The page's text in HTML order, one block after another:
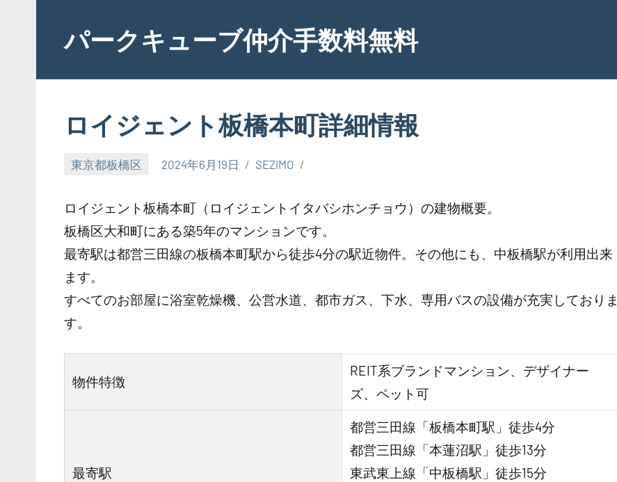
contentパークキューブ仲介手数料無料
ロイジェント板橋本町詳細情報
東京都板橋区 2024年6月19日 SEZIMO
ロイジェント板橋本町（ロイジェントイタバシホンチョウ）の建物概要。
板橋区大和町にある築5年のマンションです。
最寄駅は都営三田線の板橋本町駅から徒歩4分の駅近物件。その他にも、中板橋駅が利用出来
ます。
すべてのお部屋に浴室乾燥機、公営水道、都市ガス、下水、専用バスの設備が充実しておりま
す。
物件特徴
REIT系ブランドマンション、デザイナー
ズ、ペット可
最寄駅
都営三田線「板橋本町駅」徒歩4分
都営三田線「本蓮沼駅」徒歩13分
東武東上線「中板橋駅」徒歩15分